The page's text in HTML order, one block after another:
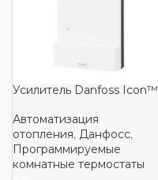
Усилитель Danfoss Icon™
Автоматизация
отопления, Данфосс,
Программируемые
комнатные термостаты